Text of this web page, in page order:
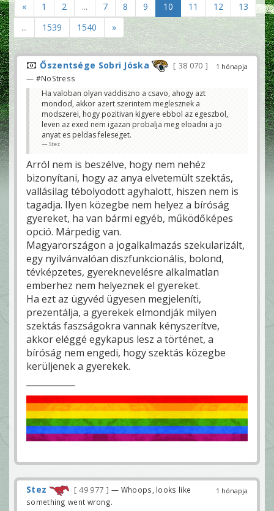
« 1 2 ... 7 8 9 10 11 12
13
...
1539 1540 »
1 hónapja
Őszentsége Sobri Jóska 38 070
— #NoStress
Ha valoban olyan vaddiszno a csavo, ahogy azt
mondod, akkor azert szerintem meglesznek a
modszerei, hogy pozitivan kigyere ebbol az egeszbol,
leven az exed nem igazan probalja meg eloadni a jo
anyat es peldas feleseget.
Stez
Arról nem is beszélve, hogy nem nehéz
bizonyítani, hogy az anya elvetemült szektás,
vallásilag tébolyodott agyhalott, hiszen nem is
tagadja. Ilyen közegbe nem helyez a bíróság
gyereket, ha van bármi egyéb, működőképes
opció. Márpedig van.
Magyarországon a jogalkalmazás szekularizált,
egy nyilvánvalóan diszfunkcionális, bolond,
tévképzetes, gyereknevelésre alkalmatlan
emberhez nem helyeznek el gyereket.
Ha ezt az ügyvéd ügyesen megjeleníti,
prezentálja, a gyerekek elmondják milyen
szektás faszságokra vannak kényszerítve,
akkor eléggé egykapus lesz a történet, a
bíróság nem engedi, hogy szektás közegbe
kerüljenek a gyerekek.
1 hónapja
Stez 49 977
— Whoops, looks like
something went wrong.